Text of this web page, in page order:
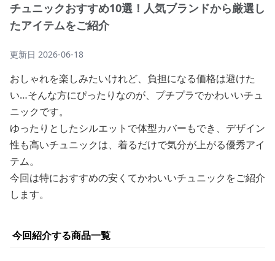
チュニックおすすめ10選！人気ブランドから厳選し
たアイテムをご紹介
更新日 2026-06-18
おしゃれを楽しみたいけれど、負担になる価格は避けた
い…そんな方にぴったりなのが、プチプラでかわいいチュ
ニックです。
ゆったりとしたシルエットで体型カバーもでき、デザイン
性も高いチュニックは、着るだけで気分が上がる優秀アイ
テム。
今回は特におすすめの安くてかわいいチュニックをご紹介
します。
今回紹介する商品一覧